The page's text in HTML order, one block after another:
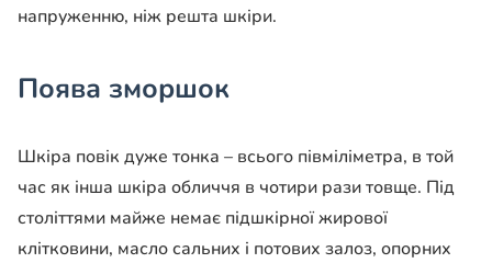
напруженню, ніж решта шкіри.
Поява зморшок
Шкіра повік дуже тонка – всього півміліметра, в той
час як інша шкіра обличчя в чотири рази товще. Під
століттями майже немає підшкірної жирової
клітковини, масло сальних і потових залоз, опорних